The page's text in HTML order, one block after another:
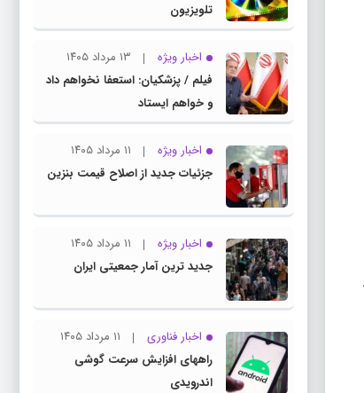
تلویزیون
اخبار ویژه
۱۳ مرداد ۱۴۰۵
فیلم / پزشکیان: استعفا نخواهم داد
و خواهم ایستاد
اخبار ویژه
۱۱ مرداد ۱۴۰۵
جزئیات جدید از اصلاح قیمت بنزین
اخبار ویژه
۱۱ مرداد ۱۴۰۵
جدید ترین آمار جمعیتی ایران
اخبار فناوری
۱۱ مرداد ۱۴۰۵
راههای افزایش سرعت گوشی
اندرویدی